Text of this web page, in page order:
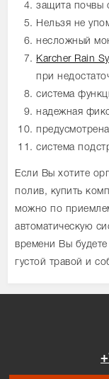
защита почвы
Нельзя не
несложный
Karcher Rain
при
система
надежная
система
Если Вы хотите
полив, купить
можно по
автоматическую
времени Вы
густой травой и